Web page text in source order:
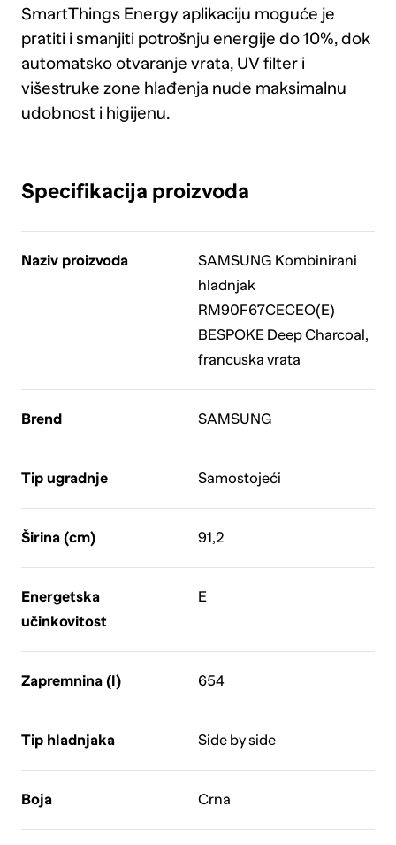
SmartThings Energy aplikaciju moguće je
pratiti i smanjiti potrošnju energije do 10%, dok
automatsko otvaranje vrata, UV filter i
višestruke zone hlađenja nude maksimalnu
udobnost i higijenu.
Specifikacija proizvoda
Naziv proizvoda
SAMSUNG Kombinirani
hladnjak
RM90F67CECEO(E)
BESPOKE Deep Charcoal,
francuska vrata
Brend SAMSUNG
Tip ugradnje Samostojeći
Širina (cm) 91,2
Energetska
učinkovitost
E
Zapremnina (l) 654
Tip hladnjaka Side by side
Boja Crna